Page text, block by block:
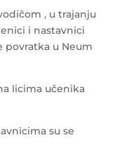
, u trajanju
i nastavnici
povratka u Neum
licima učenika
su se